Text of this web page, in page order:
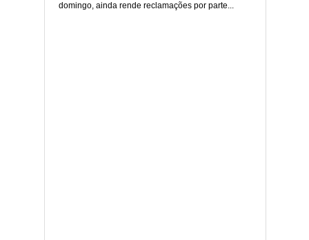
domingo, ainda rende reclamações por parte...